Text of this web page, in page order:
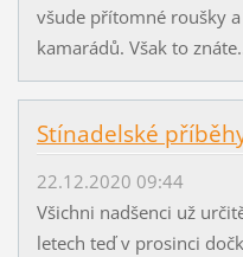
všude přítomné roušky
kamarádů. Však to
Stínadelské
22.12.2020 09:44
Všichni nadšenci už
letech teď v prosinci